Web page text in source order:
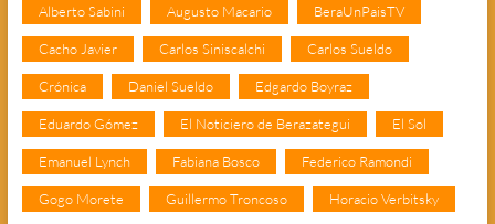
Alberto Sabini Augusto Macario BeraUnPaisTV
Cacho Javier Carlos Siniscalchi Carlos Sueldo
Crónica Daniel Sueldo Edgardo Boyraz
Eduardo Gómez El Noticiero de Berazategui El Sol
Emanuel Lynch Fabiana Bosco Federico Ramondi
Gogo Morete Guillermo Troncoso Horacio Verbitsky